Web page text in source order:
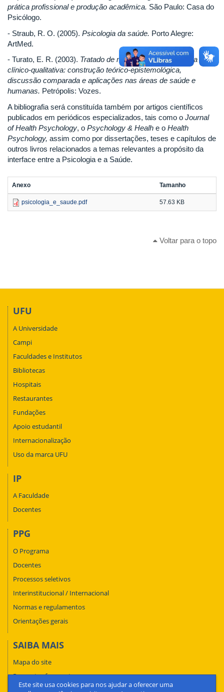
Este site usa cookies para nos ajudar a oferecer uma
prática profissional e produção acadêmica. São Paulo: Casa do
Psicólogo.
- Straub, R. O. (2005). Psicologia da saúde. Porto Alegre:
ArtMed.
- Turato, E. R. (2003). Tratado de metodologia da pesquisa
clínico-qualitativa: construção teórico-epistemológica,
discussão comparada e aplicações nas áreas de saúde e
humanas. Petrópolis: Vozes.
A bibliografia será constituída também por artigos científicos
publicados em periódicos especializados, tais como o Journal
of Health Psychology, o Psychology & Healh e o Health
Psychology, assim como por dissertações, teses e capítulos de
outros livros relacionados a temas relevantes a propósito da
interface entre a Psicologia e a Saúde.
Anexo Tamanho
psicologia_e_saude.pdf 57.63 KB
Voltar para o topo
UFU
A Universidade
Campi
Faculdades e Institutos
Bibliotecas
Hospitais
Restaurantes
Fundações
Apoio estudantil
Internacionalização
Uso da marca UFU
IP
A Faculdade
Docentes
PPG
O Programa
Docentes
Processos seletivos
Interinstitucional / Internacional
Normas e regulamentos
Orientações gerais
SAIBA MAIS
Mapa do site
Perguntas frequentes
Fale conosco